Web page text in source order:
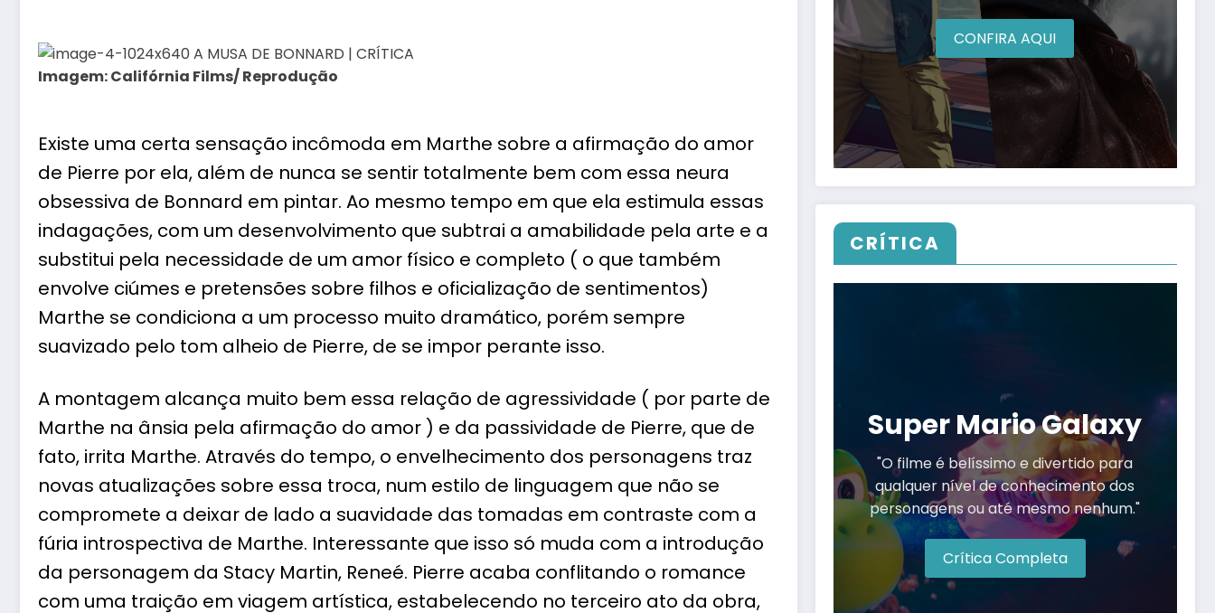
Imagem: Califórnia Films/ Reprodução
Existe uma certa sensação incômoda em Marthe sobre a afirmação do amor
de Pierre por ela, além de nunca se sentir totalmente bem com essa neura
obsessiva de Bonnard em pintar. Ao mesmo tempo em que ela estimula essas
indagações, com um desenvolvimento que subtrai a amabilidade pela arte e a
substitui pela necessidade de um amor físico e completo ( o que também
envolve ciúmes e pretensões sobre filhos e oficialização de sentimentos)
Marthe se condiciona a um processo muito dramático, porém sempre
suavizado pelo tom alheio de Pierre, de se impor perante isso.
A montagem alcança muito bem essa relação de agressividade ( por parte de
Marthe na ânsia pela afirmação do amor ) e da passividade de Pierre, que de
fato, irrita Marthe. Através do tempo, o envelhecimento dos personagens traz
novas atualizações sobre essa troca, num estilo de linguagem que não se
compromete a deixar de lado a suavidade das tomadas em contraste com a
fúria introspectiva de Marthe. Interessante que isso só muda com a introdução
da personagem da Stacy Martin, Reneé. Pierre acaba conflitando o romance
com uma traição em viagem artística, estabelecendo no terceiro ato da obra,
CONFIRA AQUI
CRÍTICA
Super Mario Galaxy
"O filme é belíssimo e divertido para
qualquer nível de conhecimento dos
personagens ou até mesmo nenhum."
Crítica Completa